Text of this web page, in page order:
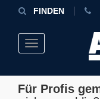
FINDEN
Toggle navigation
Für Profis